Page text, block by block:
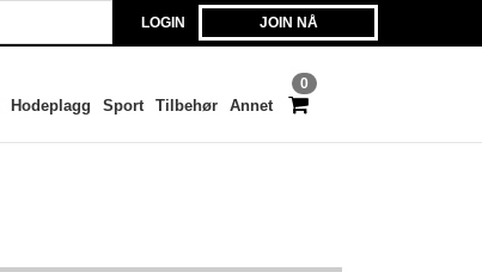
LOGIN JOIN NÅ
0
Hodeplagg Sport Tilbehør Annet